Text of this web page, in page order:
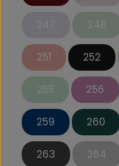
248
251 252
255 256
259 260
263 264